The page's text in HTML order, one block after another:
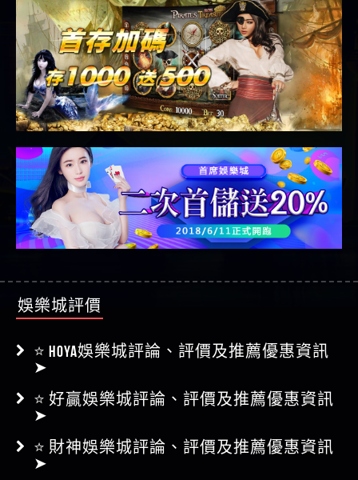
娛樂城評價
⭐ HOYA娛樂城評論、評價及推薦優惠資訊
➤
⭐ 好贏娛樂城評論、評價及推薦優惠資訊
➤
⭐ 財神娛樂城評論、評價及推薦優惠資訊
➤